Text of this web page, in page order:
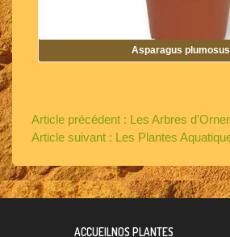
Asparagus plumosus
Article précédent : Les Arbres
Article suivant : Les Plantes
ACCUEILNOS PLANTES